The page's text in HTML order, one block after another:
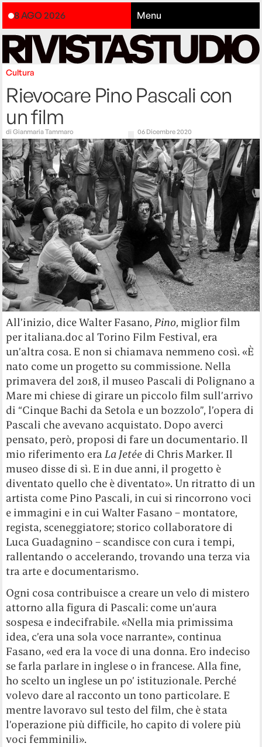
8 AGO 2026 Menu
Cultura
Rievocare Pino Pascali con
un film
diGianmaria Tammaro 06 Dicembre 2020
All’inizio, dice Walter Fasano,Pino, miglior film
per italiana.doc al Torino Film Festival, era
un’altra cosa. E non si chiamava nemmeno così. «È
nato come un progetto su commissione. Nella
primavera del 2018, il museo Pascali di Polignano a
Mare mi chiese di girare un piccolo film sull’arrivo
di “Cinque Bachi da Setola e un bozzolo”, l’opera di
Pascali che avevano acquistato. Dopo averci
pensato, però, proposi di fare un documentario. Il
mio riferimento eraLa Jetée di Chris Marker. Il
museo disse di sì. E in due anni, il progetto è
diventato quello che è diventato». Un ritratto di un
artista come Pino Pascali, in cui si rincorrono voci
e immagini e in cui Walter Fasano – montatore,
regista, sceneggiatore; storico collaboratore di
Luca Guadagnino – scandisce con cura i tempi,
rallentando o accelerando, trovando una terza via
tra arte e documentarismo.
Ogni cosa contribuisce a creare un velo di mistero
attorno alla figura di Pascali: come un’aura
sospesa e indecifrabile. «Nella mia primissima
idea, c’era una sola voce narrante», continua
Fasano, «ed era la voce di una donna. Ero indeciso
se farla parlare in inglese o in francese. Alla fine,
ho scelto un inglese un po’ istituzionale. Perché
volevo dare al racconto un tono particolare. E
mentre lavoravo sul testo del film, che è stata
l’operazione più difficile, ho capito di volere più
voci femminili».